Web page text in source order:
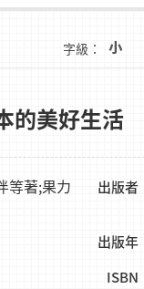
字級：
的美好生活
等著;果力
出版者
出版年
ISBN